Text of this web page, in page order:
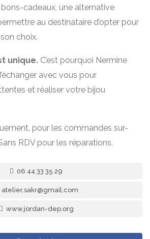
cadeaux, une alternative
au destinataire d’opter pour
choix.
unique. C’est pourquoi Nermine
avec vous pour
et réaliser votre bijou
pour les commandes sur-
RDV pour les réparations.
06 44 33 35 29
atelier.sakr@gmail.com
www.jordan-dep.org